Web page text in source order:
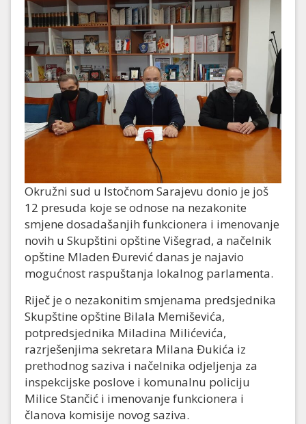
Okružni sud u Istočnom Sarajevu donio je još
12 presuda koje se odnose na nezakonite
smjene dosadašanjih funkcionera i imenovanje
novih u Skupštini opštine Višegrad, a načelnik
opštine Mladen Đurević danas je najavio
mogućnost raspuštanja lokalnog parlamenta.
Riječ je o nezakonitim smjenama predsjednika
Skupštine opštine Bilala Memiševića,
potpredsjednika Miladina Milićevića,
razrješenjima sekretara Milana Đukića iz
prethodnog saziva i načelnika odjeljenja za
inspekcijske poslove i komunalnu policiju
Milice Stančić i imenovanje funkcionera i
članova komisije novog saziva.